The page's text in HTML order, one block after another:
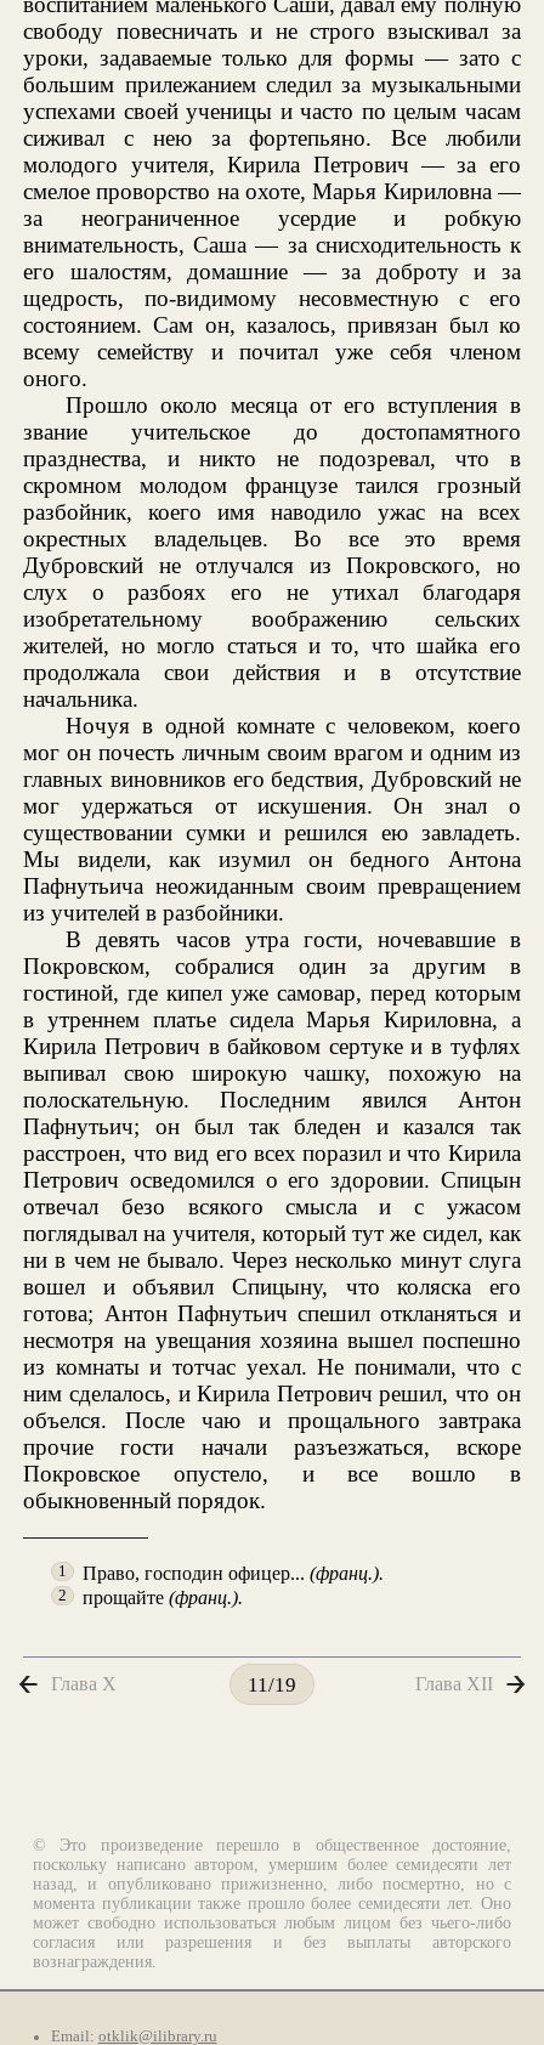
свободу повесничать и не строго взыскивал за
уроки, задаваемые только для формы — зато с
большим прилежанием следил за музыкальными
успехами своей ученицы и часто по целым часам
сиживал с нею за фортепьяно. Все любили
молодого учителя, Кирила Петрович — за его
смелое проворство на охоте, Марья Кириловна —
за неограниченное усердие и робкую
внимательность, Саша — за снисходительность к
его шалостям, домашние — за доброту и за
щедрость, по-видимому несовместную с его
состоянием. Сам он, казалось, привязан был ко
всему семейству и почитал уже себя членом
оного.
Прошло около месяца от его вступления в
звание учительское до достопамятного
празднества, и никто не подозревал, что в
скромном молодом французе таился грозный
разбойник, коего имя наводило ужас на всех
окрестных владельцев. Во все это время
Дубровский не отлучался из Покровского, но
слух о разбоях его не утихал благодаря
изобретательному воображению сельских
жителей, но могло статься и то, что шайка его
продолжала свои действия и в отсутствие
начальника.
Ночуя в одной комнате с человеком, коего
мог он почесть личным своим врагом и одним из
главных виновников его бедствия, Дубровский не
мог удержаться от искушения. Он знал о
существовании сумки и решился ею завладеть.
Мы видели, как изумил он бедного Антона
Пафнутьича неожиданным своим превращением
из учителей в разбойники.
В девять часов утра гости, ночевавшие в
Покровском, собралися один за другим в
гостиной, где кипел уже самовар, перед которым
в утреннем платье сидела Марья Кириловна, а
Кирила Петрович в байковом сертуке и в туфлях
выпивал свою широкую чашку, похожую на
полоскательную. Последним явился Антон
Пафнутьич; он был так бледен и казался так
расстроен, что вид его всех поразил и что Кирила
Петрович осведомился о его здоровии. Спицын
отвечал безо всякого смысла и с ужасом
поглядывал на учителя, который тут же сидел, как
ни в чем не бывало. Через несколько минут слуга
вошел и объявил Спицыну, что коляска его
готова; Антон Пафнутьич спешил откланяться и
несмотря на увещания хозяина вышел поспешно
из комнаты и тотчас уехал. Не понимали, что с
ним сделалось, и Кирила Петрович решил, что он
объелся. После чаю и прощального завтрака
прочие гости начали разъезжаться, вскоре
Покровское опустело, и все вошло в
обыкновенный порядок.
1 Право, господин офицер...(франц.).
2 прощайте(франц.).
Глава X 11/19 Глава XII
© Это произведение перешло в общественное достояние,
поскольку написано автором, умершим более семидесяти лет
назад, и опубликовано прижизненно, либо посмертно, но с
момента публикации также прошло более семидесяти лет. Оно
может свободно использоваться любым лицом без чьего-либо
согласия или разрешения и без выплаты авторского
вознаграждения.
Email: otklik@ilibrary.ru